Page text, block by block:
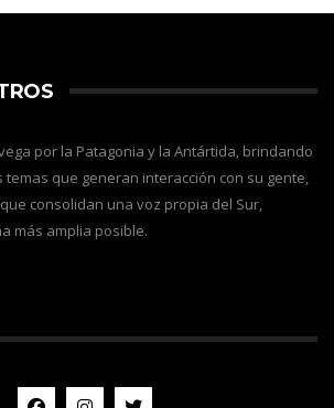
por la Patagonia y la Antártida, brindando
que generan interacción con su gente,
consolidan una voz propia del Sur,
más amplia posible.